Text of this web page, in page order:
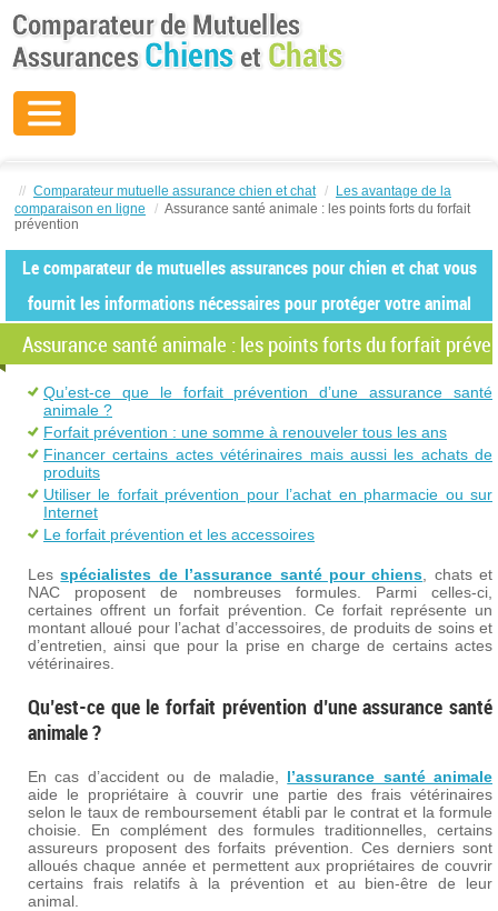
// Comparateur mutuelle assurance chien et chat /
Les avantage de la
comparaison en ligne
/ Assurance santé animale : les points forts du forfait
prévention
Le comparateur de mutuelles assurances pour chien et chat vous
fournit les informations nécessaires pour protéger votre animal
Assurance santé animale : les points forts du forfait
Qu’est-ce que le forfait prévention d’une assurance santé
animale ?
Forfait prévention : une somme à renouveler tous les ans
Financer certains actes vétérinaires mais aussi les achats de
produits
Utiliser le forfait prévention pour l’achat en pharmacie ou sur
Internet
Le forfait prévention et les accessoires
Lesspécialistes de l’assurance santé pour chiens , chats et
NAC proposent de nombreuses formules. Parmi celles-ci,
certaines offrent un forfait prévention. Ce forfait représente un
montant alloué pour l’achat d’accessoires, de produits de soins et
d’entretien, ainsi que pour la prise en charge de certains actes
vétérinaires.
Qu’est-ce que le forfait prévention d’une assurance santé
animale ?
En cas d’accident ou de maladie, l’assurance santé animale
aide le propriétaire à couvrir une partie des frais vétérinaires
selon le taux de remboursement établi par le contrat et la formule
choisie. En complément des formules traditionnelles, certains
assureurs proposent des forfaits prévention. Ces derniers sont
alloués chaque année et permettent aux propriétaires de couvrir
certains frais relatifs à la prévention et au bien-être de leur
animal.